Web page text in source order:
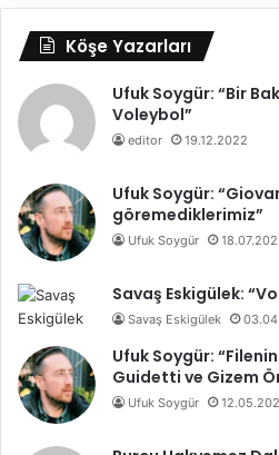
Köşe Yazarları
Ufuk Soygür: “Bir
Voleybol”
editor 19.12.2022
Ufuk Soygür:
göremediklerimiz”
Ufuk Soygür
Savaş Eskigülek:
Savaş Eskigülek
Ufuk Soygür:
Guidetti ve Gizem
Ufuk Soygür